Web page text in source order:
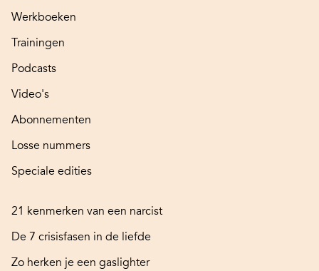
Werkboeken
Trainingen
Podcasts
Video's
Abonnementen
Losse nummers
Speciale edities
21 kenmerken van een narcist
De 7 crisisfasen in de liefde
Zo herken je een gaslighter